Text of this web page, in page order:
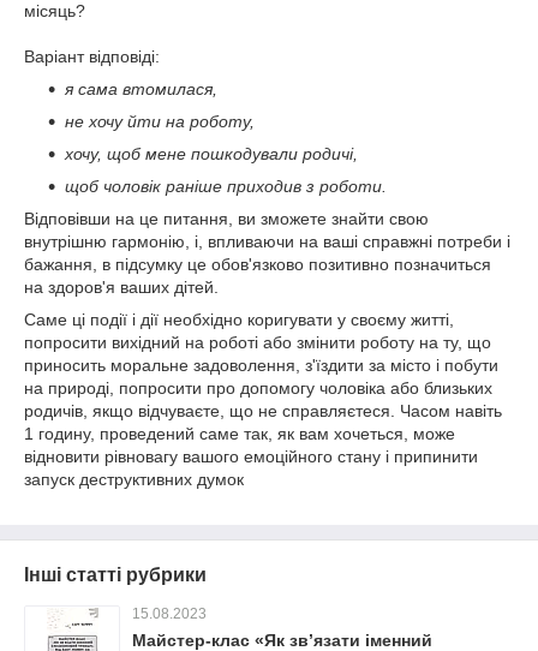
місяць?
Варіант відповіді:
я сама втомилася,
не хочу йти на роботу,
хочу, щоб мене пошкодували родичі,
щоб чоловік раніше приходив з роботи.
Відповівши на це питання, ви зможете знайти свою
внутрішню гармонію, і, впливаючи на ваші справжні потреби і
бажання, в підсумку це обов'язково позитивно позначиться
на здоров'я ваших дітей.
Саме ці події і дії необхідно коригувати у своєму житті,
попросити вихідний на роботі або змінити роботу на ту, що
приносить моральне задоволення, з'їздити за місто і побути
на природі, попросити про допомогу чоловіка або близьких
родичів, якщо відчуваєте, що не справляєтеся. Часом навіть
1 годину, проведений саме так, як вам хочеться, може
відновити рівновагу вашого емоційного стану і припинити
запуск деструктивних думок
Інші статті рубрики
15.08.2023
Майстер-клас «Як зв’язати іменний